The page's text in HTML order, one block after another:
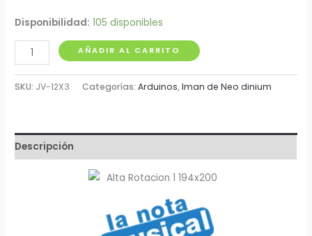
Disponibilidad: 105 disponibles
Imán
de
Neodimio
mm
cantidad
AÑADIR AL CARRITO
SKU: JV-12X3 Categorías:Arduinos,Iman de Neo dinium
Descripción